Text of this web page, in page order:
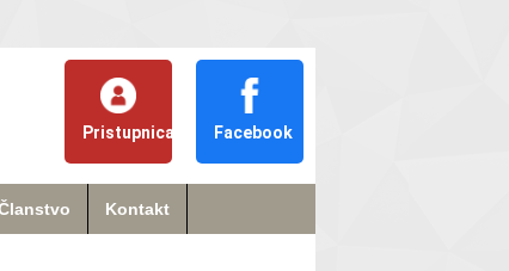
Pristupnica Facebook
Kontakt